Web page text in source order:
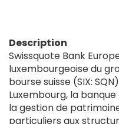
Description
Swissquote Bank
luxembourgeoise du
bourse suisse (SIX:
Luxembourg, la
la gestion de
particuliers aux